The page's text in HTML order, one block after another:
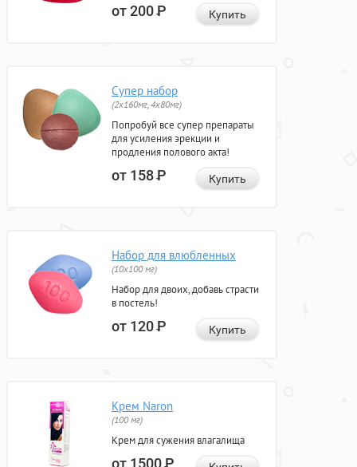
от 200Р Купить
Супер набор
(2х160мг, 4х80мг)
Попробуй все супер препараты
для усиления эрекции и
продления полового акта!
от 158Р Купить
Набор для влюбленных
(10х100 мг)
Набор для двоих, добавь страсти
в постель!
от 120Р Купить
Крем Naron
(100 мг)
Крем для сужения влагалища